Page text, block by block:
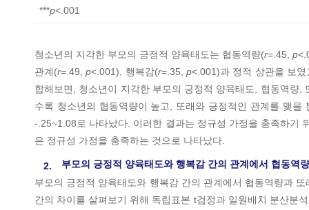
***p<.001
청소년의 지각한 부모의 긍정적 양육태도는 협동역량(r=.45,p
관계(r=.49,p<.001), 행복감(r=.35,p<.001)과 정적 상관을 보
합해보면, 청소년이 지각한 부모의 긍정적 양육태도, 협동역량
수록 청소년의 협동역량이 높고, 또래와 긍정적인 관계를 맺
-.25~1.08로 나타났다. 이러한 결과는 정규성 가정을 충족하기
은 정규성 가정을 충족하는 것으로 나타났다.
2.
부모의 긍정적 양육태도와 행복감 간의 관계에서 협동역
부모의 긍정적 양육태도와 행복감 간의 관계에서 협동역량과
간의 차이를 살펴보기 위해 독립표본 t검정과 일원배치 분산분